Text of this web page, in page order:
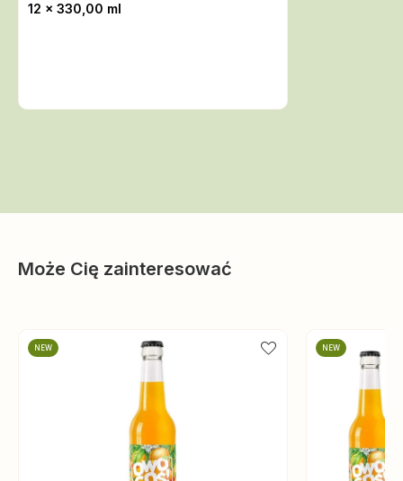
12 x 330,00 ml
Może Cię zainteresować
NEW NEW